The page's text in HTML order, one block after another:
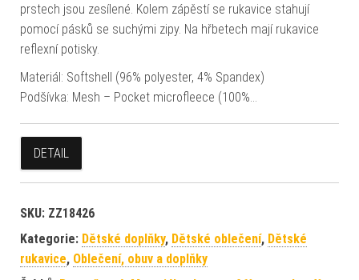
prstech jsou zesílené. Kolem zápěstí se rukavice stahují
pomocí pásků se suchými zipy. Na hřbetech mají rukavice
reflexní potisky.
Materiál: Softshell (96% polyester, 4% Spandex)
Podšívka: Mesh – Pocket microfleece (100%…
DETAIL
SKU: ZZ18426
Kategorie: Dětské doplňky, Dětské oblečení, Dětské
rukavice, Oblečení, obuv a doplňky